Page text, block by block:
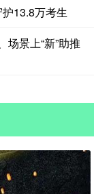
13.8万考生
场景上“新”助推